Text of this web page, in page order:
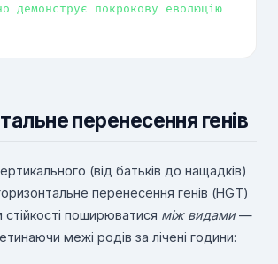
демонструє покрокову еволюцію
перенесення генів
(від батьків до нащадків)
перенесення генів (HGT)
поширюватися між видами—
межі родів за лічені години: